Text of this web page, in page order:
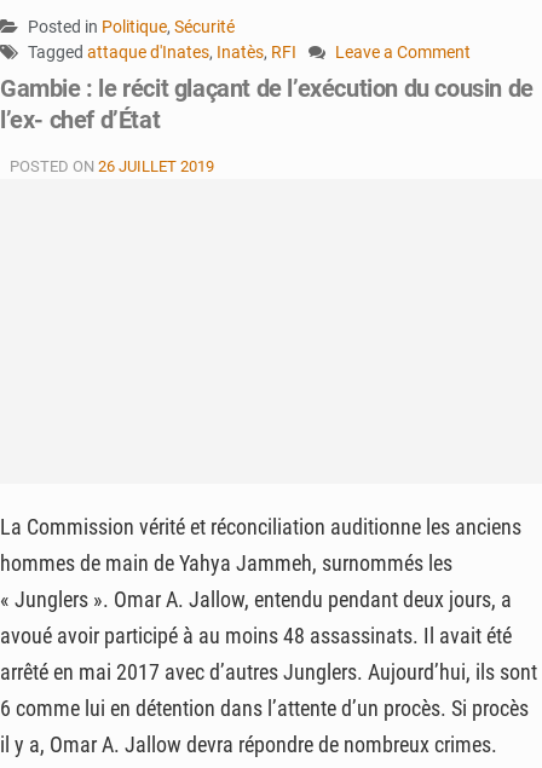
Posted in Politique, Sécurité
Tagged attaque d'Inates, Inatès, RFI
Leave a Comment
Niger:
Gambie : le récit glaçant de l’exécution du cousin de
l’ex- chef d’État
POSTED ON 26 JUILLET 2019
La Commission vérité et réconciliation auditionne les anciens
hommes de main de Yahya Jammeh, surnommés les
« Junglers ». Omar A. Jallow, entendu pendant deux jours, a
avoué avoir participé à au moins 48 assassinats. Il avait été
arrêté en mai 2017 avec d’autres Junglers. Aujourd’hui, ils sont
6 comme lui en détention dans l’attente d’un procès. Si procès
il y a, Omar A. Jallow devra répondre de nombreux crimes.